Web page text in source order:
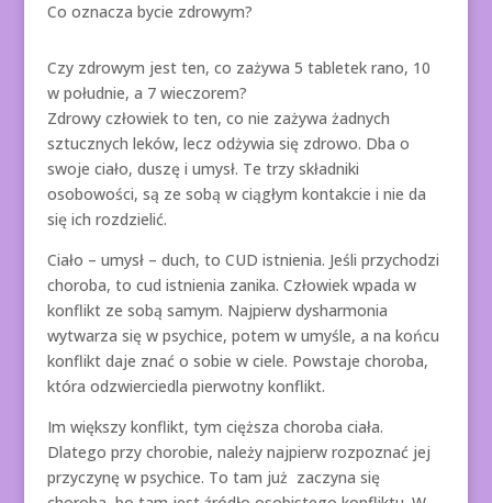
Co oznacza bycie zdrowym?
Czy zdrowym jest ten, co zażywa 5 tabletek rano, 10
w południe, a 7 wieczorem?
Zdrowy człowiek to ten, co nie zażywa żadnych
sztucznych leków, lecz odżywia się zdrowo. Dba o
swoje ciało, duszę i umysł. Te trzy składniki
osobowości, są ze sobą w ciągłym kontakcie i nie da
się ich rozdzielić.
Ciało – umysł – duch, to CUD istnienia. Jeśli przychodzi
choroba, to cud istnienia zanika. Człowiek wpada w
konflikt ze sobą samym. Najpierw dysharmonia
wytwarza się w psychice, potem w umyśle, a na końcu
konflikt daje znać o sobie w ciele. Powstaje choroba,
która odzwierciedla pierwotny konflikt.
Im większy konflikt, tym cięższa choroba ciała.
Dlatego przy chorobie, należy najpierw rozpoznać jej
przyczynę w psychice. To tam już zaczyna się